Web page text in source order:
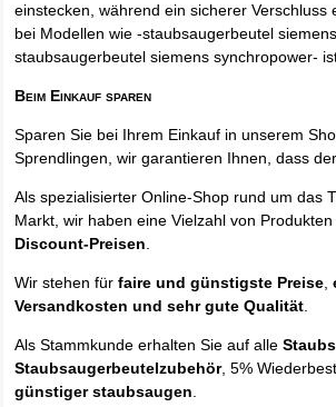
einstecken, während ein sicherer
bei Modellen wie -staubsaugerbeutel
staubsaugerbeutel siemens synchropower-
Beim Einkauf sparen
Sparen Sie bei Ihrem Einkauf in unserem
Sprendlingen, wir garantieren Ihnen, dass
Als spezialisierter Online-Shop rund um das
Markt, wir haben eine Vielzahl von
Discount-Preisen.
Wir stehen fürfaire und günstigste Preise,
Versandkosten und sehr gute Qualität.
Als Stammkunde erhalten Sie auf alle
Staubsaugerbeutelzubehör, 5%
günstiger staubsaugen.